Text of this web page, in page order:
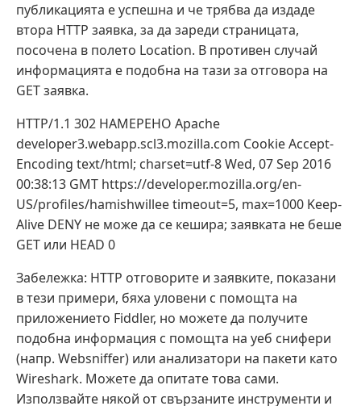
публикацията е успешна и че трябва да издаде
втора HTTP заявка, за да зареди страницата,
посочена в полето Location. В противен случай
информацията е подобна на тази за отговора на
GET заявка.
HTTP/1.1 302 НАМЕРЕНО Apache
developer3.webapp.scl3.mozilla.com Cookie Accept-
Encoding text/html; charset=utf-8 Wed, 07 Sep 2016
00:38:13 GMT https://developer.mozilla.org/en-
US/profiles/hamishwillee timeout=5, max=1000 Keep-
Alive DENY не може да се кешира; заявката не беше
GET или HEAD 0
Забележка: HTTP отговорите и заявките, показани
в тези примери, бяха уловени с помощта на
приложението Fiddler, но можете да получите
подобна информация с помощта на уеб снифери
(напр. Websniffer) или анализатори на пакети като
Wireshark. Можете да опитате това сами.
Използвайте някой от свързаните инструменти и